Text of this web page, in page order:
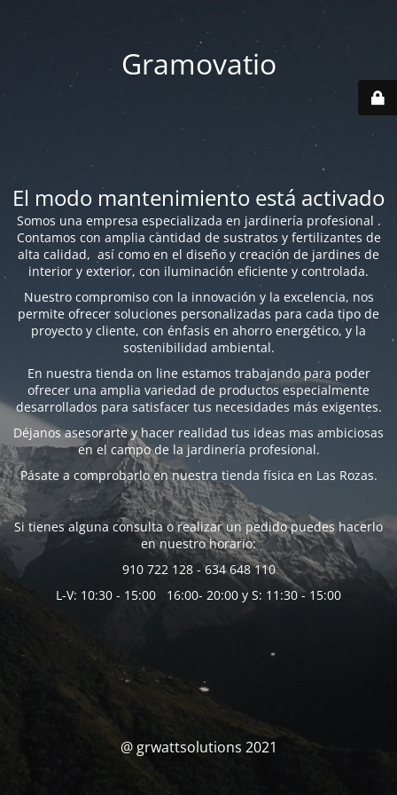
Gramovatio
El modo mantenimiento está activado
Somos una empresa especializada en jardinería profesional .
Contamos con amplia cantidad de sustratos y fertilizantes de
alta calidad, así como en el diseño y creación de jardines de
interior y exterior, con iluminación eficiente y controlada.
Nuestro compromiso con la innovación y la excelencia, nos
permite ofrecer soluciones personalizadas para cada tipo de
proyecto y cliente, con énfasis en ahorro energético, y la
sostenibilidad ambiental.
En nuestra tienda on line estamos trabajando para poder
ofrecer una amplia variedad de productos especialmente
desarrollados para satisfacer tus necesidades más exigentes.
Déjanos asesorarte y hacer realidad tus ideas mas ambiciosas
en el campo de la jardinería profesional.
Pásate a comprobarlo en nuestra tienda física en Las Rozas.
Si tienes alguna consulta o realizar un pedido puedes hacerlo
en nuestro horario:
910 722 128 - 634 648 110
L-V: 10:30 - 15:00 16:00- 20:00 y S: 11:30 - 15:00
@ grwattsolutions 2021